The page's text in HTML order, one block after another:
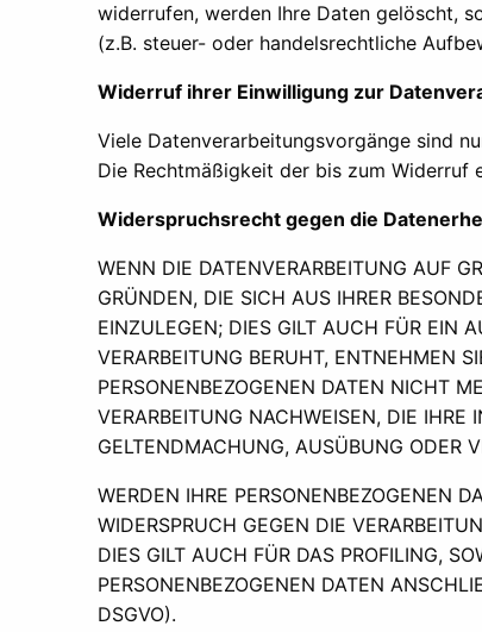
widerrufen, werden Ihre Daten gelöscht,
(z.B. steuer- oder handelsrechtliche
Widerruf ihrer Einwilligung zur
Viele Datenverarbeitungsvorgänge sind
Die Rechtmäßigkeit der bis zum
Widerspruchsrecht gegen die
WENN DIE DATENVERARBEITUNG AUF
GRÜNDEN, DIE SICH AUS IHRER
EINZULEGEN; DIES GILT AUCH FÜR EIN
VERARBEITUNG BERUHT, ENTNEHMEN
PERSONENBEZOGENEN DATEN NICHT
VERARBEITUNG NACHWEISEN, DIE IHRE
GELTENDMACHUNG, AUSÜBUNG ODER
WERDEN IHRE PERSONENBEZOGENEN
WIDERSPRUCH GEGEN DIE
DIES GILT AUCH FÜR DAS PROFILING,
PERSONENBEZOGENEN DATEN
DSGVO).